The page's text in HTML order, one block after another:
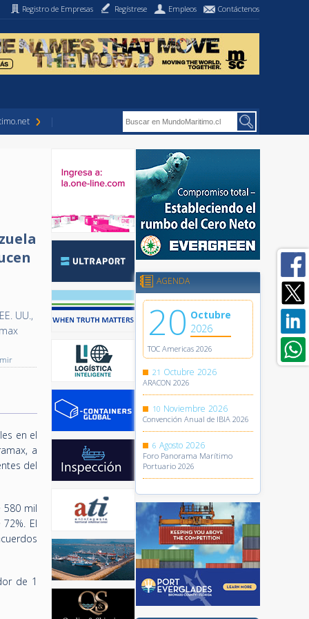
Registro de Empresas Regístrese Empleos Contáctenos
UU.,
en el
a
del
580 mil
El
de 1
AGENDA
20 Octubre
2026
TOC Americas 2026
21 Octubre 2026
ARACON 2026
10 Noviembre 2026
Convención Anual de IBIA 2026
6 Agosto 2026
Foro Panorama Marítimo
Portuario 2026